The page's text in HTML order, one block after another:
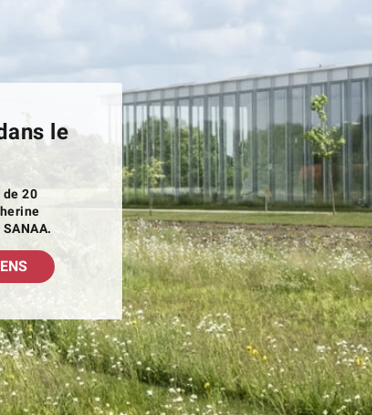
le
de 20